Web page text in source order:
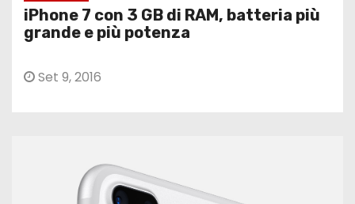
iPhone 7 con 3 GB di RAM, batteria più
grande e più potenza
Set 9, 2016